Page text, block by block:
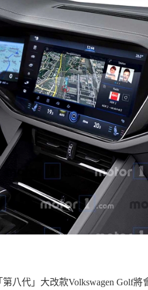
第八代」大改款Volkswagen Golf將